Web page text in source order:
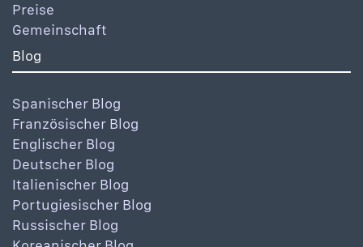
Preise
Gemeinschaft
Blog
Spanischer Blog
Französischer Blog
Englischer Blog
Deutscher Blog
Italienischer Blog
Portugiesischer Blog
Russischer Blog